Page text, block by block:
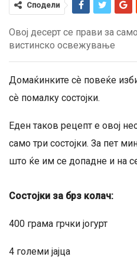
Сподели
Овој десерт се прави за
вистинско освежување
Домаќинките сѐ повеќе
сѐ помалку состојки.
Еден таков рецепт е овој
само три состојки. За пет
што ќе им се допадне и на
Состојки за брз колач:
400 грама грчки јогурт
4 големи јајца